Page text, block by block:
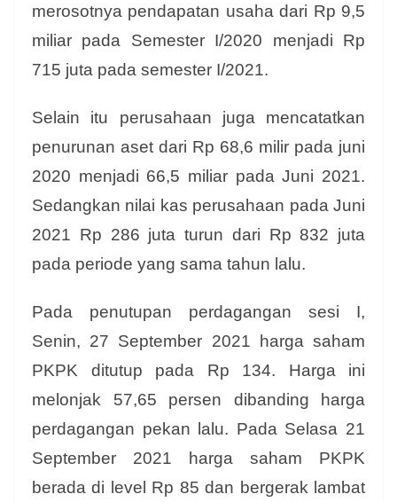
merosotnya pendapatan usaha dari Rp 9,5
miliar pada Semester I/2020 menjadi Rp
715 juta pada semester I/2021.
Selain itu perusahaan juga mencatatkan
penurunan aset dari Rp 68,6 milir pada juni
2020 menjadi 66,5 miliar pada Juni 2021.
Sedangkan nilai kas perusahaan pada Juni
2021 Rp 286 juta turun dari Rp 832 juta
pada periode yang sama tahun lalu.
Pada penutupan perdagangan sesi I,
Senin, 27 September 2021 harga saham
PKPK ditutup pada Rp 134. Harga ini
melonjak 57,65 persen dibanding harga
perdagangan pekan lalu. Pada Selasa 21
September 2021 harga saham PKPK
berada di level Rp 85 dan bergerak lambat